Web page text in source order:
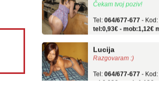
064/677-677
tel:0,93€ - mob:1,12€
Razgovaram :)
064/677-677
tel:0,93€ - mob:1,12€
Obavijesti me